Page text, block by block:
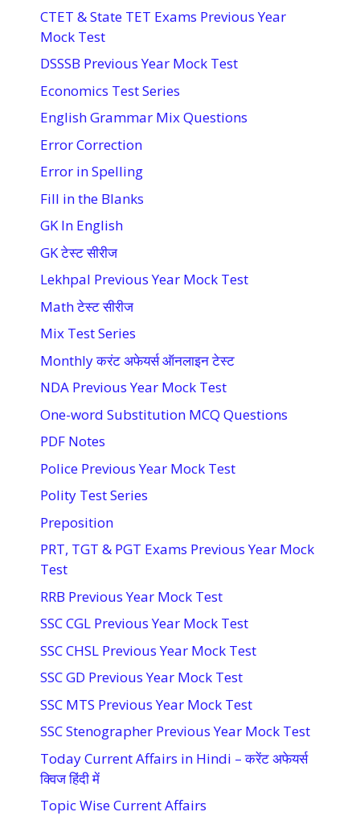
CTET & State TET Exams Previous Year
Mock Test
DSSSB Previous Year Mock Test
Economics Test Series
English Grammar Mix Questions
Error Correction
Error in Spelling
Fill in the Blanks
GK In English
GK टेस्ट सीरीज
Lekhpal Previous Year Mock Test
Math टेस्ट सीरीज
Mix Test Series
Monthly करंट अफेयर्स ऑनलाइन टेस्ट
NDA Previous Year Mock Test
One-word Substitution MCQ Questions
PDF Notes
Police Previous Year Mock Test
Polity Test Series
Preposition
PRT, TGT & PGT Exams Previous Year Mock
Test
RRB Previous Year Mock Test
SSC CGL Previous Year Mock Test
SSC CHSL Previous Year Mock Test
SSC GD Previous Year Mock Test
SSC MTS Previous Year Mock Test
SSC Stenographer Previous Year Mock Test
Today Current Affairs in Hindi – करेंट अफेयर्स
क्विज हिंदी में
Topic Wise Current Affairs